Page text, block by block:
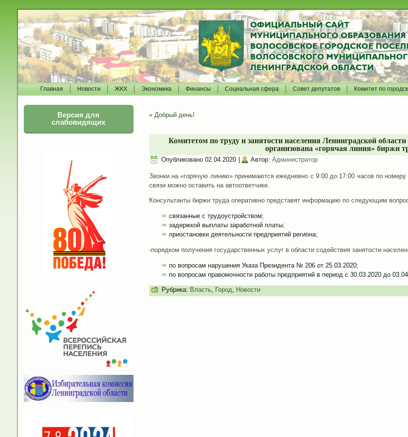
Главная Новости ЖКХ Экономика Финансы Социальная сфера Совет депутатов Комитет по
Версия для
слабовидящих
« Добрый день!
Комитетом по труду и занятости населения Ленинградской
организована «горячая линия» биржи
Опубликовано 02.04.2020 Автор: Администратор
Звонки на «горячую линию» принимаются ежедневно с 9:00 до 17:00 часов по
связи можно оставить на автоответчике.
Консультанты биржи труда оперативно представят информацию по следующим
связанные с трудоустройством;
задержкой выплаты заработной платы;
приостановки деятельности предприятий региона;
-порядком получения государственных услуг в области содействия занятости
по вопросам нарушения Указа Президента № 206 от 25.03.2020;
по вопросам правомочности работы предприятий в период с 30.03.2020 до
Рубрика: Власть, Город, Новости